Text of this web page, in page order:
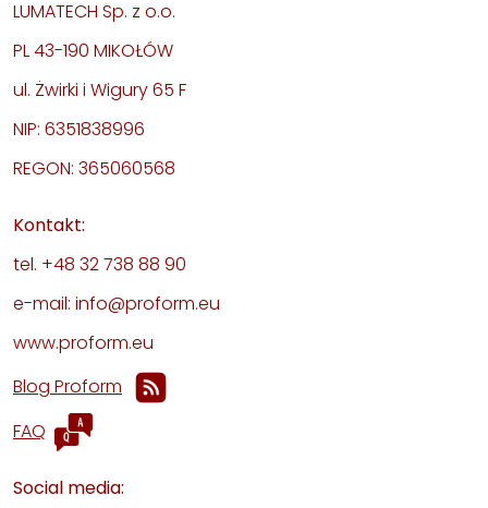
LUMATECH Sp. z o.o.
PL 43-190 MIKOŁÓW
ul. Żwirki i Wigury 65 F
NIP: 6351838996
REGON: 365060568
Kontakt:
tel. +48 32 738 88 90
e-mail: info@proform.eu
www.proform.eu
Blog Proform
FAQ
Social media: